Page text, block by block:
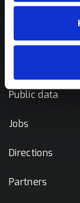
History of the
Social
Public data
Jobs
Directions
Partners